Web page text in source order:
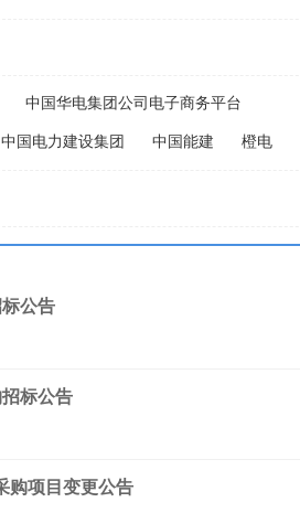
中国华电集团公司电子商务平台
中国电力建设集团 中国能建 橙电
公告
标公告
购项目变更公告